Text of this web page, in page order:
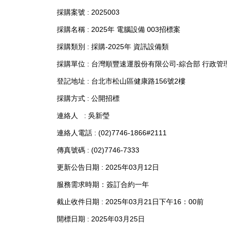
採購案號 : 2025003
採購名稱 : 2025年 電腦設備 003招標案
採購類別 : 採購-2025年 資訊設備類
採購單位 : 台灣順豐速運股份有限公司-綜合部 行政管
登記地址 : 台北市松山區健康路156號2樓
採購方式 : 公開招標
連絡人 : 吳新瑩
連絡人電話 : (02)7746-1866#2111
傳真號碼 : (02)7746-7333
更新公告日期 : 2025年03月12日
服務需求時期： 簽訂合約一年
截止收件日期 : 2025年03月21日下午16：00前
開標日期 : 2025年03月25日